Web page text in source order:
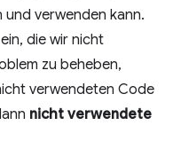
verwenden kann.
die wir nicht
zu beheben,
verwendeten Code
nicht verwendete